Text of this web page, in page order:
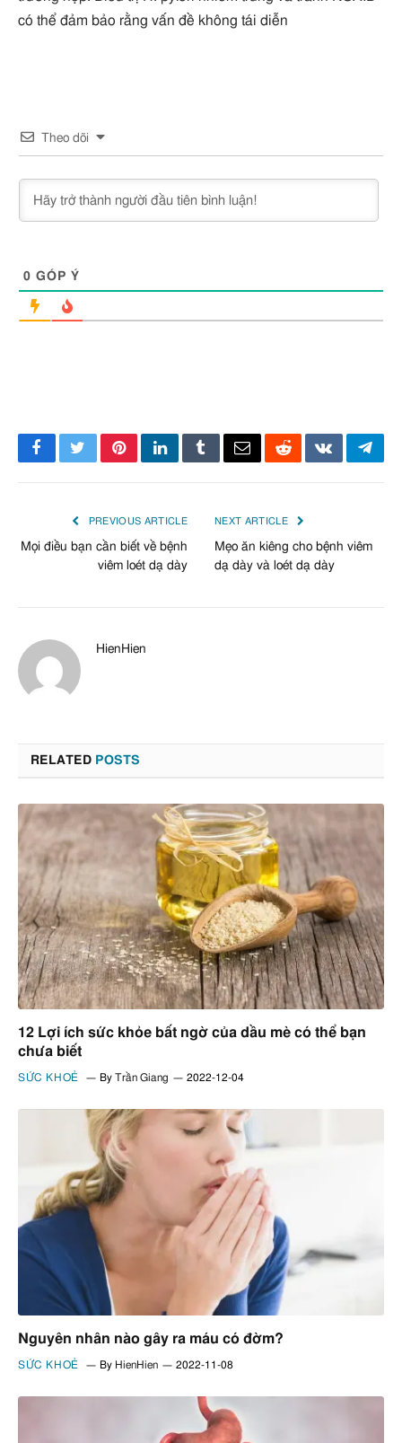
có thể đảm bảo rằng vấn đề không tái diễn
Theo dõi
0 GÓP Ý
Facebook
TwitterPinterestLinkedInTumblrEmailRedditVKontakte
PREVIOUS ARTICLE
Mọi điều bạn cần biết về bệnh
viêm loét dạ dày
NEXT ARTICLE
Mẹo ăn kiêng cho bệnh viêm
dạ dày và loét dạ dày
HienHien
RELATED POSTS
12 Lợi ích sức khỏe bất ngờ của dầu mè có thể bạn
chưa biết
SỨC KHOẺ By Trần Giang 2022-12-04
Nguyên nhân nào gây ra máu có đờm?
SỨC KHOẺ By HienHien 2022-11-08